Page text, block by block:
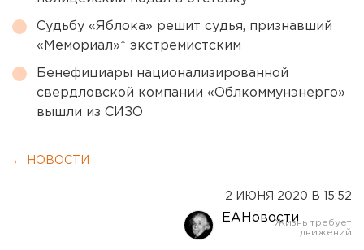
Судьбу «Яблока» решит судья, признавший
«Мемориал»* экстремистским
Бенефициары национализированной
свердловской компании «Облкоммунэнерго»
вышли из СИЗО
← НОВОСТИ
2 ИЮНЯ 2020 В 15:52
ЕАНовости